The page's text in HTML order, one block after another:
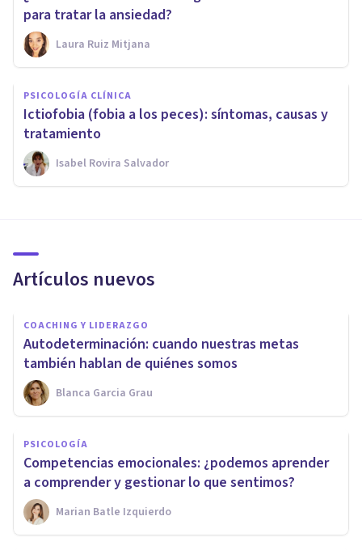
para tratar la ansiedad?
Laura Ruiz Mitjana
PSICOLOGÍA CLÍNICA
Ictiofobia (fobia a los peces): síntomas, causas y
tratamiento
Isabel Rovira Salvador
Artículos nuevos
COACHING Y LIDERAZGO
Autodeterminación: cuando nuestras metas
también hablan de quiénes somos
Blanca Garcia Grau
PSICOLOGÍA
Competencias emocionales: ¿podemos aprender
a comprender y gestionar lo que sentimos?
Marian Batle Izquierdo